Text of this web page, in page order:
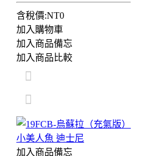
含稅價:NT0
加入購物車
加入商品備忘
加入商品比較
加入商品備忘